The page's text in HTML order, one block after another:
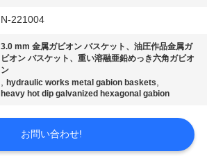
N-221004
3.0 mm 金属ガビオン バスケット、油圧作品金属ガ
ビオン バスケット、重い溶融亜鉛めっき六角ガビオ
ン
,hydraulic works metal gabion baskets,
heavy hot dip galvanized hexagonal gabion
お問い合わせ!